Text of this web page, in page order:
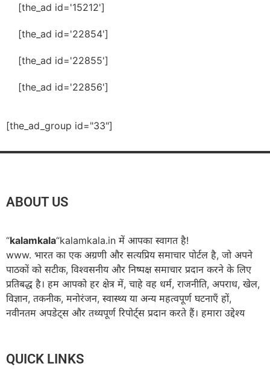
[the_ad id='15212']
[the_ad id='22854']
[the_ad id='22855']
[the_ad id='22856']
[the_ad_group id="33"]
ABOUT US
“kalamkala“kalamkala.in में आपका स्वागत है!
www. भारत का एक अग्रणी और सत्यप्रिय समाचार पोर्टल है, जो अपने
पाठकों को सटीक, विश्वसनीय और निष्पक्ष समाचार प्रदान करने के लिए
प्रतिबद्ध है। हम आपको हर क्षेत्र में, चाहे वह धर्म, राजनीति, अपराध, खेल,
विज्ञान, तकनीक, मनोरंजन, स्वास्थ्य या अन्य महत्वपूर्ण घटनाएँ हों,
नवीनतम अपडेट्स और तथ्यपूर्ण रिपोर्ट्स प्रदान करते हैं। हमारा उद्देश्य
QUICK LINKS